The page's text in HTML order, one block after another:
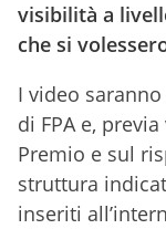
visibilità a
che si
I video
di FPA e,
Premio e sul
struttura
inseriti